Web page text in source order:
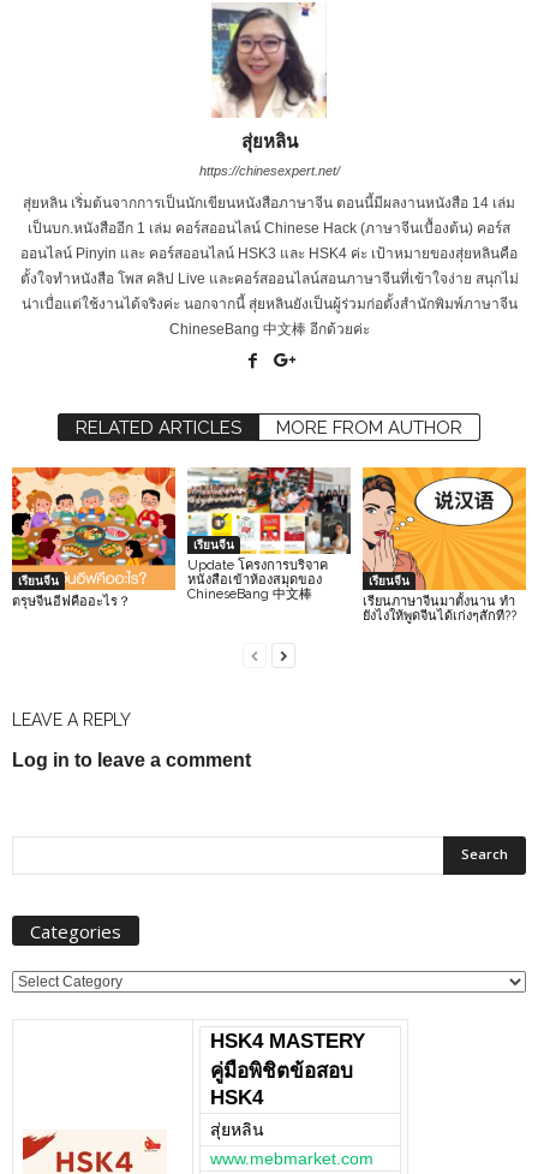
สุ่ยหลิน
https://chinesexpert.net/
สุ่ยหลิน เริ่มต้นจากการเป็นนักเขียนหนังสือภาษาจีน ตอนนี้มีผลงานหนังสือ 14 เล่ม
เป็นบก.หนังสืออีก 1 เล่ม คอร์สออนไลน์ Chinese Hack (ภาษาจีนเบื้องต้น) คอร์ส
ออนไลน์ Pinyin และ คอร์สออนไลน์ HSK3 และ HSK4 ค่ะ เป้าหมายของสุ่ยหลินคือ
ตั้งใจทำหนังสือ โพส คลิป Live และคอร์สออนไลน์สอนภาษาจีนที่เข้าใจง่าย สนุกไม่
น่าเบื่อแต่ใช้งานได้จริงค่ะ นอกจากนี้ สุ่ยหลินยังเป็นผู้ร่วมก่อตั้งสำนักพิมพ์ภาษาจีน
ChineseBang 中文棒 อีกด้วยค่ะ
RELATED ARTICLES MORE FROM AUTHOR
เรียนจีน
ตรุษจีนอีฟคืออะไร？
เรียนจีน
Update โครงการบริจาค
หนังสือเข้าห้องสมุดของ
ChineseBang 中文棒
เรียนจีน
เรียนภาษาจีนมาตั้งนาน ทำ
ยังไงให้พูดจีนได้เก่งๆสักที??
LEAVE A REPLY
Log in to leave a comment
Categories
Categories
HSK4 MASTERY
คู่มือพิชิตข้อสอบ
HSK4
สุ่ยหลิน
www.mebmarket.com